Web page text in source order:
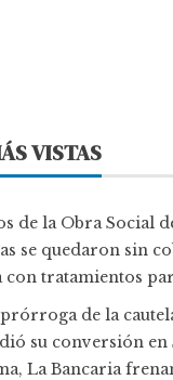
VISTAS
de la Obra Social
se quedaron sin
con tratamientos
de la
su conversión en
La Bancaria